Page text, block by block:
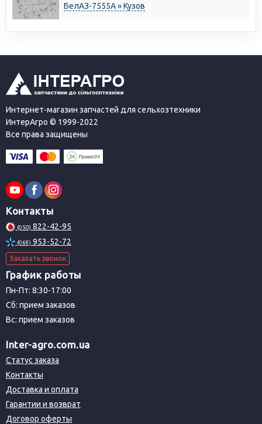
БелАЗ-7555А » Кузов
Интернет-магазин запчастей для сельхозтехники
ИнтерАгро © 1999-2022
Все права защищены
Контакты
(050) 822-42-95
(068) 953-52-72
Заказать звонок
График работы
Пн-Пт: 8:30-17:00
Сб: прием заказов
Вс: прием заказов
Inter-agro.com.ua
Статус заказа
Контакты
Доставка и оплата
Гарантии и возврат
Договор оферты